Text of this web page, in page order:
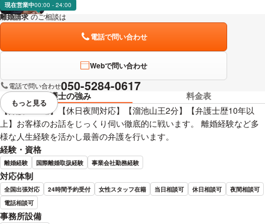
現在営業中00:00 - 24:00
離婚請求 のご相談は
電話で問い合わせ
Webで問い合わせ
電話で問い合わせ050-5284-0617
弁護士の強み
料金表
【弁護士直通】【休日夜間対応】【溜池山王2分】【弁護士歴10年以
上】お客様のお話をじっくり伺い徹底的に戦います。 離婚経験など多
様な人生経験を活かし最善の弁護を行います。
経験・資格
離婚経験 国際離婚取扱経験 事業会社勤務経験
対応体制
全国出張対応 24時間予約受付 女性スタッフ在籍 当日相談可 休日相談可
夜間相談可
電話相談可
事務所設備
視覚的に省略されている要素を
もっと見る